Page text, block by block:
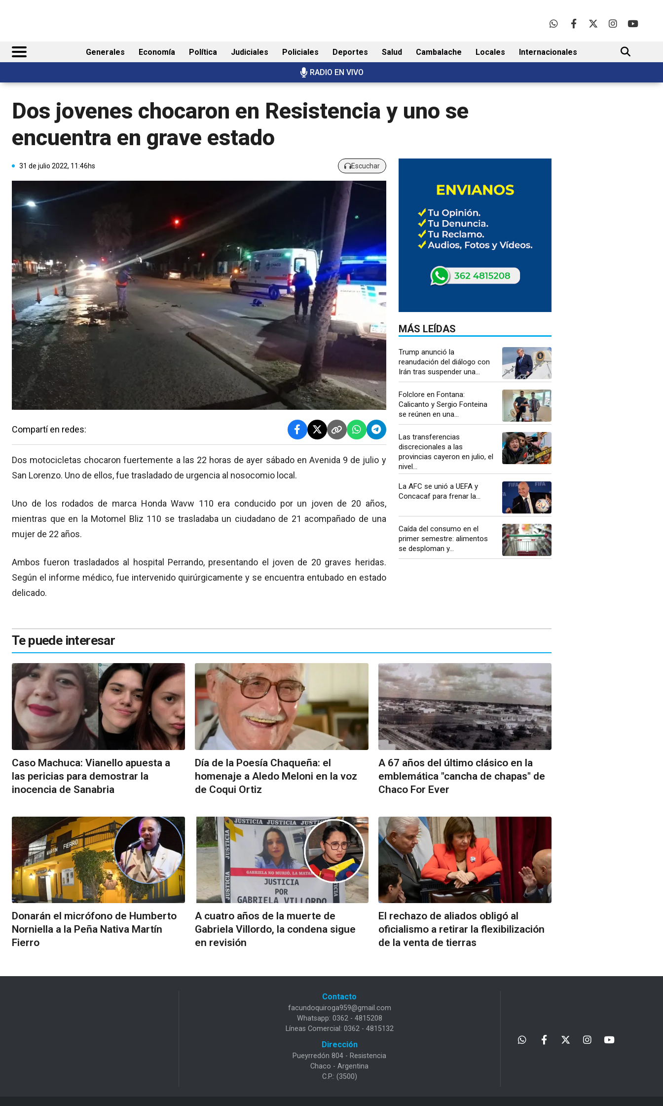
Generales Economía Política Judiciales Policiales Deportes Salud Cambalache Locales Internacionales
RADIO EN VIVO
BUSCAR
Dos jovenes chocaron en Resistencia y uno se
encuentra en grave estado
31 de julio 2022, 11:46hs Escuchar
Compartí en redes:
Dos motocicletas chocaron fuertemente a las 22 horas de ayer sábado en Avenida 9 de julio y
San Lorenzo. Uno de ellos, fue trasladado de urgencia al nosocomio local.
Uno de los rodados de marca Honda Wavw 110 era conducido por un joven de 20 años,
mientras que en la Motomel Bliz 110 se trasladaba un ciudadano de 21 acompañado de una
mujer de 22 años.
Ambos fueron trasladados al hospital Perrando, presentando el joven de 20 graves heridas.
Según el informe médico, fue intervenido quirúrgicamente y se encuentra entubado en estado
delicado.
MÁS LEÍDAS
Trump anunció la
reanudación del diálogo con
Irán tras suspender una...
Folclore en Fontana:
Calicanto y Sergio Fonteina
se reúnen en una...
Las transferencias
discrecionales a las
provincias cayeron en julio, el
nivel...
La AFC se unió a UEFA y
Concacaf para frenar la...
Caída del consumo en el
primer semestre: alimentos
se desploman y...
Te puede interesar
Caso Machuca: Vianello apuesta a
las pericias para demostrar la
inocencia de Sanabria
Día de la Poesía Chaqueña: el
homenaje a Aledo Meloni en la voz
de Coqui Ortiz
A 67 años del último clásico en la
emblemática "cancha de chapas" de
Chaco For Ever
Donarán el micrófono de Humberto
Norniella a la Peña Nativa Martín
Fierro
A cuatro años de la muerte de
Gabriela Villordo, la condena sigue
en revisión
El rechazo de aliados obligó al
oficialismo a retirar la flexibilización
de la venta de tierras
Contacto
facundoquiroga959@gmail.com
Whatsapp: 0362 - 4815208
Líneas Comercial: 0362 - 4815132
Dirección
Pueyrredón 804 - Resistencia
Chaco - Argentina
C.P.: (3500)